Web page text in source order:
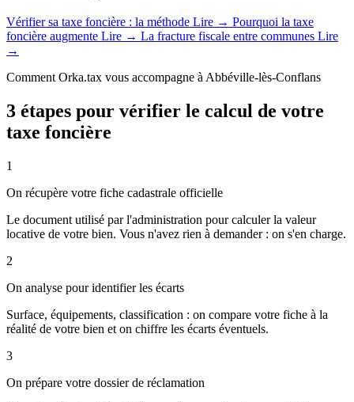
Vérifier sa taxe foncière : la méthode Lire → Pourquoi la taxe
foncière augmente Lire → La fracture fiscale entre communes Lire
→
Comment Orka.tax vous accompagne à Abbéville-lès-Conflans
3 étapes pour vérifier le calcul de votre
taxe foncière
1
On récupère votre fiche cadastrale officielle
Le document utilisé par l'administration pour calculer la valeur
locative de votre bien. Vous n'avez rien à demander : on s'en charge.
2
On analyse pour identifier les écarts
Surface, équipements, classification : on compare votre fiche à la
réalité de votre bien et on chiffre les écarts éventuels.
3
On prépare votre dossier de réclamation